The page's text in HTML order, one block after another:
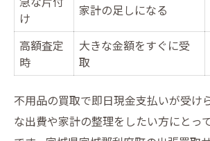
け
家計の足しになる
高額査定
時
大きな金額をすぐに受
取
不用品の買取で即日現金支払いが受け
な出費や家計の整理をしたい方にとっ